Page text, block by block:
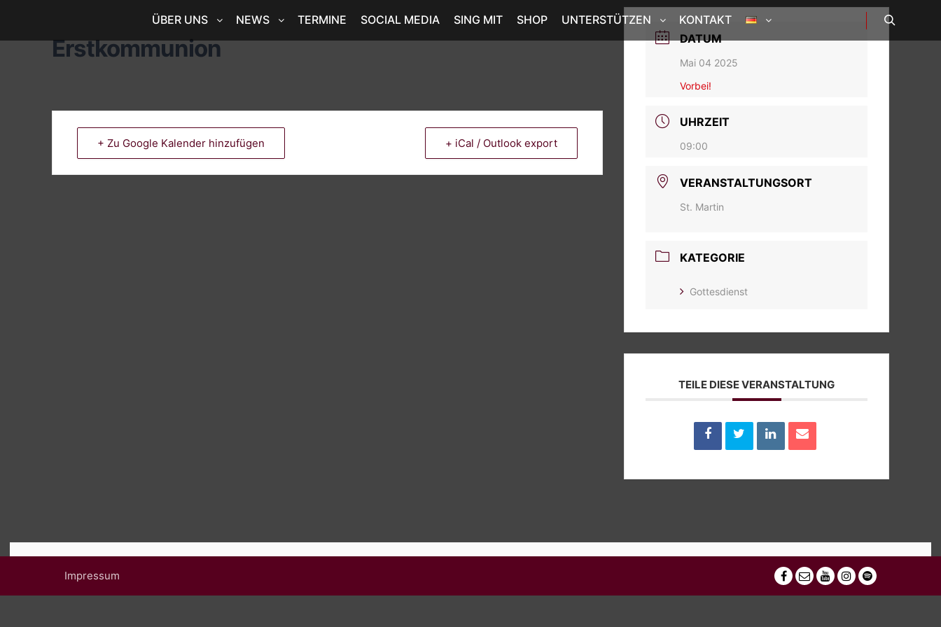
ÜBER UNS NEWS TERMINE SOCIAL MEDIA SING MIT SHOP UNTERSTÜTZEN KONTAKT
Erstkommunion
+ Zu Google Kalender hinzufügen + iCal / Outlook export
DATUM
Mai 04 2025
Vorbei!
UHRZEIT
09:00
VERANSTALTUNGSORT
St. Martin
KATEGORIE
Gottesdienst
TEILE DIESE VERANSTALTUNG
Impressum